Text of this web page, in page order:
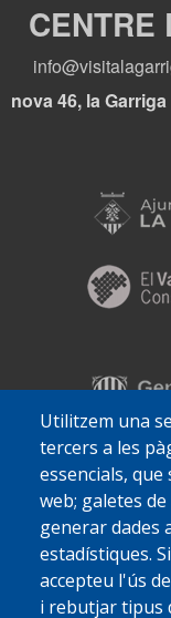
Utilitzem una
tercers a les
essencials,
web; galetes
generar dades
estadístiques.
accepteu l'ús
i rebutjar tipus
CENTRE
nova 46, la Garriga